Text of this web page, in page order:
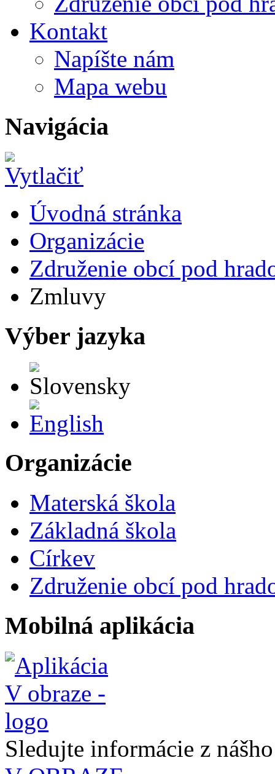
Kontakt
Napíšte nám
Mapa webu
Navigácia
Úvodná stránka
Organizácie
Združenie obcí pod
Zmluvy
Výber jazyka
Organizácie
Materská škola
Základná škola
Církev
Združenie obcí pod
Mobilná aplikácia
Sledujte informácie z